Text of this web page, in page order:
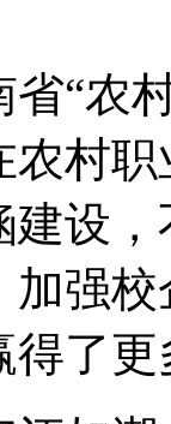
“农
农村
建设
强
得了